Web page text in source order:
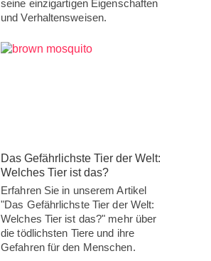
seine einzigartigen Eigenschaften
und Verhaltensweisen.
Das Gefährlichste Tier der Welt:
Welches Tier ist das?
Erfahren Sie in unserem Artikel
"Das Gefährlichste Tier der Welt:
Welches Tier ist das?" mehr über
die tödlichsten Tiere und ihre
Gefahren für den Menschen.